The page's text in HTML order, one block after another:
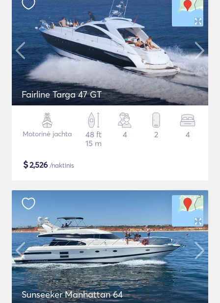
Fairline Targa 47 GT
Motorinė jachta
48 ft
15 m
4 2 4
$2,526 /naktinis
Sunseeker Manhattan 64